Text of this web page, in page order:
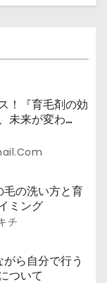
！『育毛剤の効
未来が変わ
あなたの未来
の洗い方と育
ミング
チ
ら自分で行う
ついて